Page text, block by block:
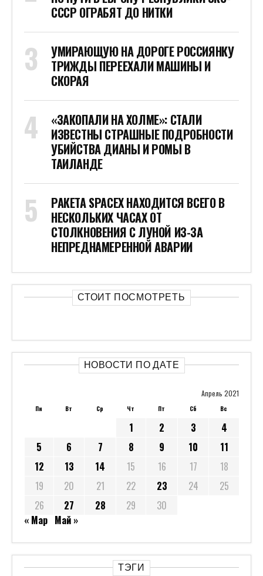
СССР ОГРАБЯТ ДО НИТКИ
УМИРАЮЩУЮ НА ДОРОГЕ РОССИЯНКУ
ТРИЖДЫ ПЕРЕЕХАЛИ МАШИНЫ И
СКОРАЯ
«ЗАКОПАЛИ НА ХОЛМЕ»: СТАЛИ
ИЗВЕСТНЫ СТРАШНЫЕ ПОДРОБНОСТИ
УБИЙСТВА ДИАНЫ И РОМЫ В
ТАИЛАНДЕ
РАКЕТА SPACEX НАХОДИТСЯ ВСЕГО В
НЕСКОЛЬКИХ ЧАСАХ ОТ
СТОЛКНОВЕНИЯ С ЛУНОЙ ИЗ-ЗА
НЕПРЕДНАМЕРЕННОЙ АВАРИИ
СТОИТ ПОСМОТРЕТЬ
НОВОСТИ ПО ДАТЕ
Апрель 2021
Пн Вт Ср Чт Пт Сб Вс
1 2 3
4
5
6 7 8 9 10
11
12
13 14 15 16 17
18
19
20 21 22 23 24
25
26
27 28 29
30
« Мар Май »
ТЭГИ